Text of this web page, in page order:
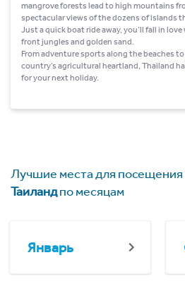
mangrove forests lead to high mountains
spectacular views of the dozens of islands
Just a quick boat ride away, you’ll fall in
front jungles and golden sand.
From adventure sports along the beaches
country’s agricultural heartland, Thailand
for your next holiday.
Лучшие места для посещения
Таиландпо месяцам
Январь